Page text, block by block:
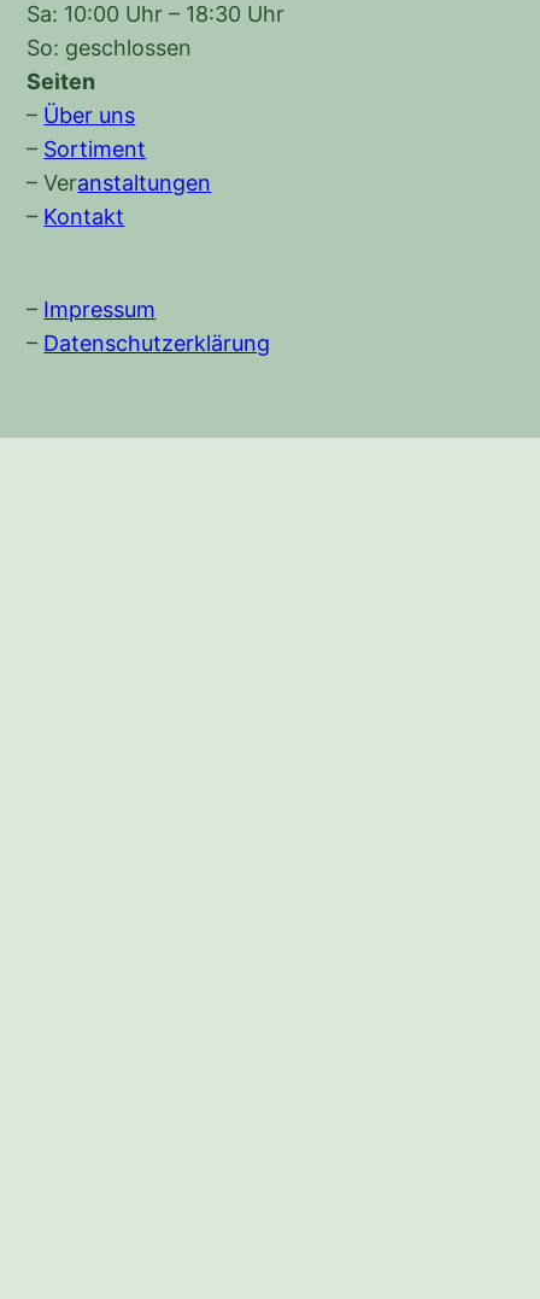
Sa: 10:00 Uhr – 18:30 Uhr
So: geschlossen
Seiten
– Über uns
– Sortiment
–Veranstaltungen
– Kontakt
– Impressum
– Datenschutzerklärung